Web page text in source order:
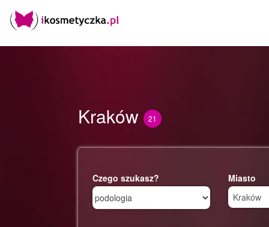
Kraków 21
Czego szukasz? Miasto